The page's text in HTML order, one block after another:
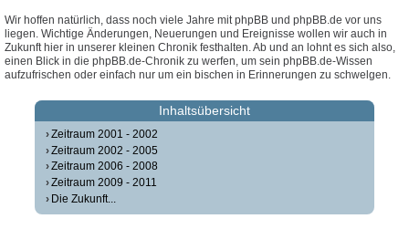
Wir hoffen natürlich, dass noch viele Jahre mit phpBB und phpBB.de vor uns
liegen. Wichtige Änderungen, Neuerungen und Ereignisse wollen wir auch in
Zukunft hier in unserer kleinen Chronik festhalten. Ab und an lohnt es sich also,
einen Blick in die phpBB.de-Chronik zu werfen, um sein phpBB.de-Wissen
aufzufrischen oder einfach nur um ein bischen in Erinnerungen zu schwelgen.
Inhaltsübersicht
Zeitraum 2001 - 2002
Zeitraum 2002 - 2005
Zeitraum 2006 - 2008
Zeitraum 2009 - 2011
Die Zukunft...